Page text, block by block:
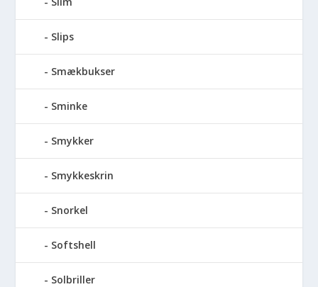
Slips
Smækbukser
Sminke
Smykker
Smykkeskrin
Snorkel
Softshell
Solbriller